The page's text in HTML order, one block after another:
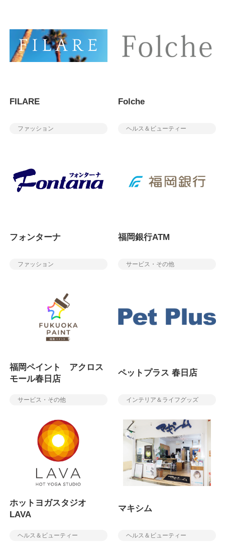
FILARE
ファッション
Folche
ヘルス＆ビューティー
フォンターナ
ファッション
福岡銀行ATM
サービス・その他
福岡ペイント アクロス
モール春日店
サービス・その他
ペットプラス 春日店
インテリア＆ライフグッズ
ホットヨガスタジオ
LAVA
ヘルス＆ビューティー
マキシム
ヘルス＆ビューティー